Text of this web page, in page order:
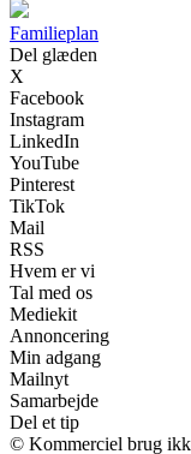
Familieplan
Del glæden
X
Facebook
Instagram
LinkedIn
YouTube
Pinterest
TikTok
Mail
RSS
Hvem er vi
Tal med os
Mediekit
Annoncering
Min adgang
Mailnyt
Samarbejde
Del et tip
© Kommerciel brug